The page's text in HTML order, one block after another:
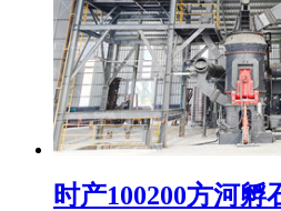
时产100200方河